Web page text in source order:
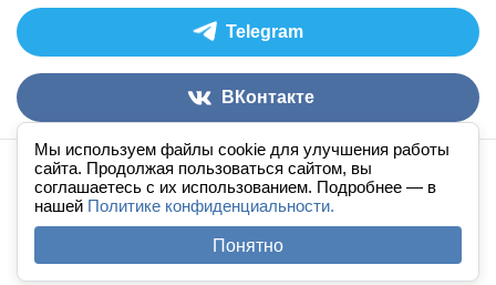
Мы используем файлы cookie для улучшения работы
сайта. Продолжая пользоваться сайтом, вы
соглашаетесь с их использованием. Подробнее — в
нашей Политике конфиденциальности.
Понятно
Telegram
ВКонтакте
Аудиокниги слушать онлайн книгав ухе
По всем вопросам:admin@knigavuhe.ru
Правила сайта ·
Полная версия
· Новый дизайн